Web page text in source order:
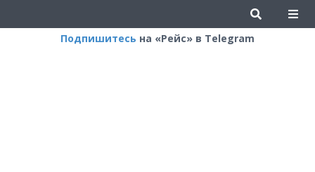
Подпишитесь на «Рейс» в Telegram